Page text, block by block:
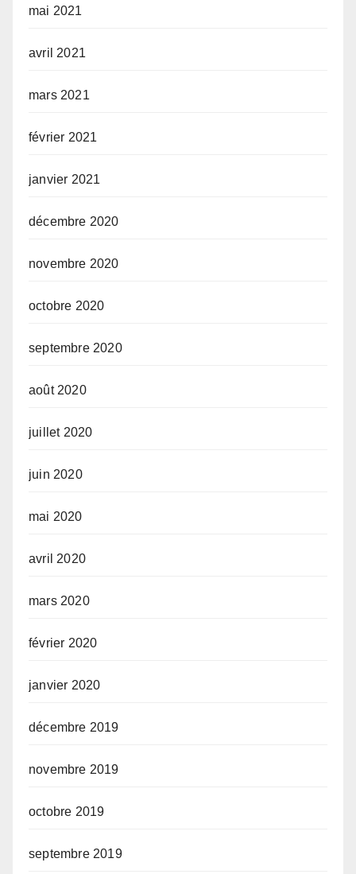
mai 2021
avril 2021
mars 2021
février 2021
janvier 2021
décembre 2020
novembre 2020
octobre 2020
septembre 2020
août 2020
juillet 2020
juin 2020
mai 2020
avril 2020
mars 2020
février 2020
janvier 2020
décembre 2019
novembre 2019
octobre 2019
septembre 2019